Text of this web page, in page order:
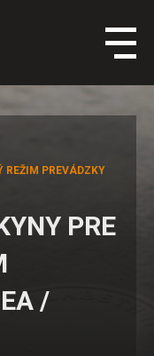
REŽIM PREVÁDZKY
PRE
/